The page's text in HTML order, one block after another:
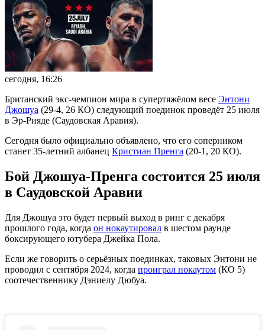
сегодня, 16:26
Британский экс-чемпион мира в супертяжёлом весе Энтони
Джошуа (29-4, 26 КО) следующий поединок проведёт 25 июля
в Эр-Рияде (Саудовская Аравия).
Сегодня было официально объявлено, что его соперником
станет 35-летний албанец Кристиан Пренга (20-1, 20 КО).
Бой Джошуа-Пренга состоится 25 июля
в Саудовской Аравии
Для Джошуа это будет первый выход в ринг с декабря
прошлого года, когда он нокаутировал в шестом раунде
боксирующего ютубера Джейка Пола.
Если же говорить о серьёзных поединках, таковых Энтони не
проводил с сентября 2024, когда проиграл нокаутом (КО 5)
соотечественнику Дэниелу Дюбуа.